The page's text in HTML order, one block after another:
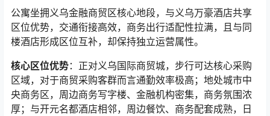
公寓坐拥义乌金融商贸区核心地段，与义乌万豪酒店共享
区位优势，交通衔接高效，商务出行适配性拉满，且与同
楼酒店形成区位互补，却保持独立运营属性。
核心区位优势：正对义乌国际商贸城，步行可达核心采购
区域，对于商贸采购客群而言通勤效率极高；地处城市中
央商务区，周边商务写字楼、金融机构密集，商务氛围浓
厚；与开元名都酒店相邻，周边餐饮、商务配套成熟，日